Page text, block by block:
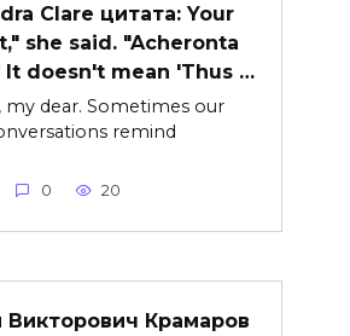
Clare цитата: Your
she said. "Acheronta
It doesn't mean 'Thus …
my dear. Sometimes our
remind
0 20
Викторович Крамаров